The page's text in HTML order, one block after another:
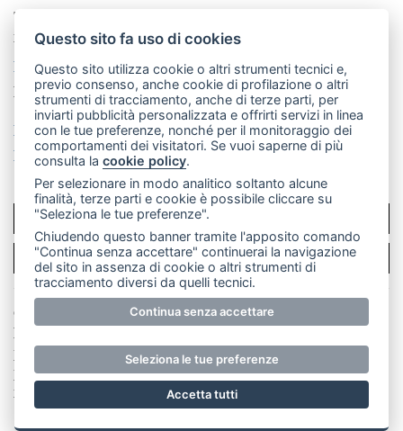
Telefono:
mail: redazione@merateonline.it
La redazione
CasateOnline LeccoOnline
RSS
Made by VIP
Privacy policy
Cookie policy
Rivedi le tue scelte sui cookie
SCRIVICI
PER LA TUA PUBBLICITÀ
© Copyright Merateonline S.r.l. - Tutti i diritti riservati.
E' proibita la riproduzione e pubblicazione anche
parziale di testi, articoli e immagini senza la
preventiva autorizzazione scritta dell'editore. RI Lecco
numero Rea LC 291.277 - Capitale sociale 10.329,14 €
Questo sito fa uso di cookies
Questo sito utilizza cookie o altri strumenti tecnici e,
previo consenso, anche cookie di profilazione o altri
strumenti di tracciamento, anche di terze parti, per
inviarti pubblicità personalizzata e offrirti servizi in linea
con le tue preferenze, nonché per il monitoraggio dei
comportamenti dei visitatori. Se vuoi saperne di più
consulta lacookie policy.
Per selezionare in modo analitico soltanto alcune
finalità, terze parti e cookie è possibile cliccare su
"Seleziona le tue preferenze".
Chiudendo questo banner tramite l'apposito comando
"Continua senza accettare" continuerai la navigazione
del sito in assenza di cookie o altri strumenti di
tracciamento diversi da quelli tecnici.
Continua senza accettare
Seleziona le tue preferenze
Accetta tutti